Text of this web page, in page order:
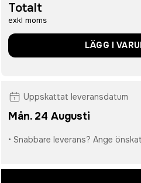
Totalt
exkl moms
LÄGG I
Uppskattat leveransdatum
Mån. 24 Augusti
• Snabbare leverans? Ange